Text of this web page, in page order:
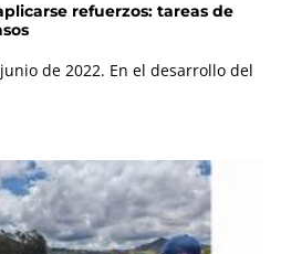
refuerzos: tareas de
de 2022. En el desarrollo del